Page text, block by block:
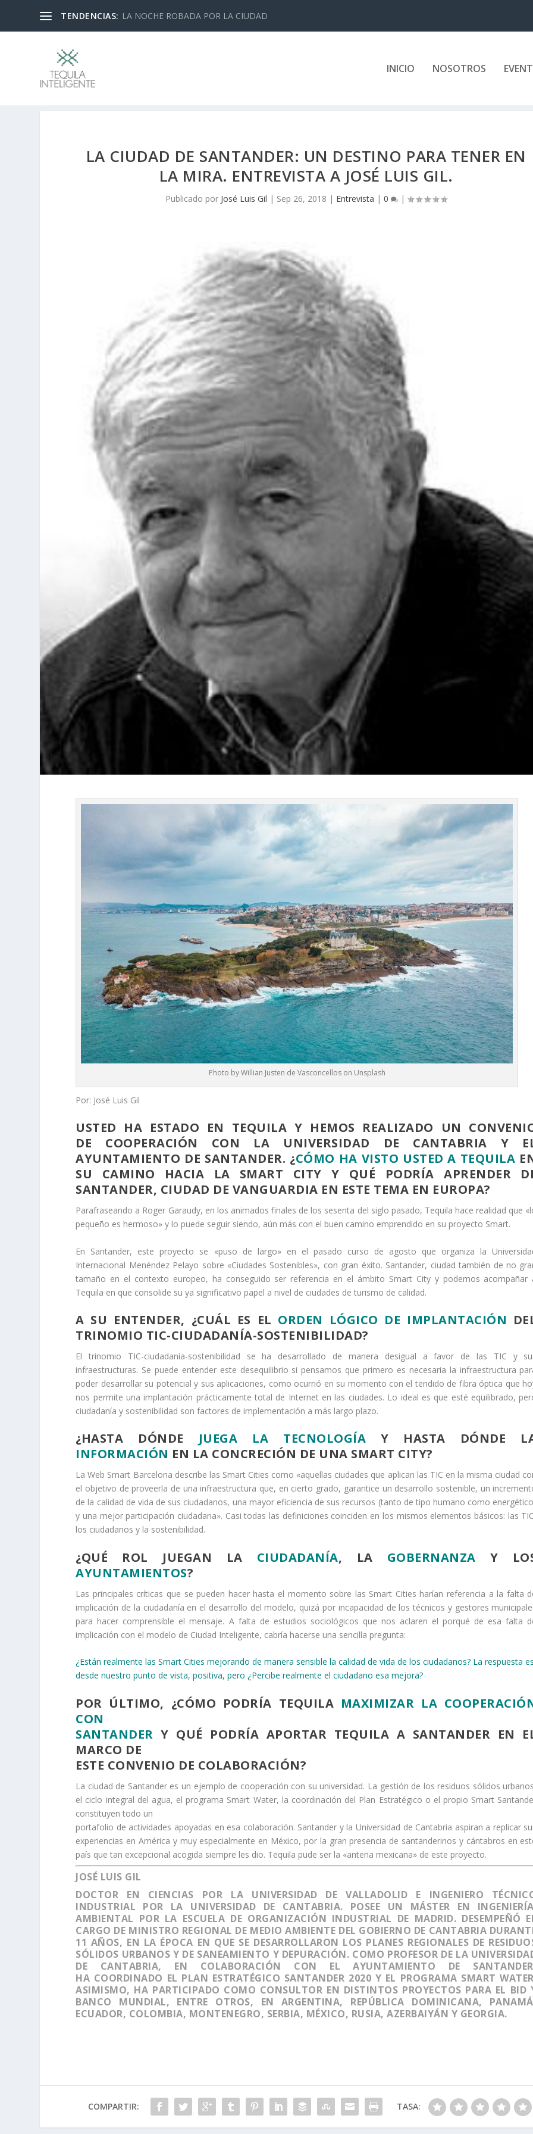
TENDENCIAS: LA NOCHE ROBADA POR LA CIUDAD
INICIO NOSOTROS
LA CIUDAD DE SANTANDER: UN DESTINO PARA TENER EN
LA MIRA. ENTREVISTA A JOSÉ LUIS GIL.
Publicado por José Luis Gil | Sep 26, 2018 | Entrevista |0 |
Photo by Willian Justen de Vasconcellos on Unsplash
Por: José Luis Gil
USTED HA ESTADO EN TEQUILA Y HEMOS REALIZADO UN
DE COOPERACIÓN CON LA UNIVERSIDAD DE CANTABRIA Y
AYUNTAMIENTO DE SANTANDER. ¿CÓMO HA VISTO USTED A TEQUILA
SU CAMINO HACIA LA SMART CITY Y QUÉ PODRÍA APRENDER
SANTANDER, CIUDAD DE VANGUARDIA EN ESTE TEMA EN EUROPA?
Parafraseando a Roger Garaudy, en los animados finales de los sesenta del siglo pasado, Tequila hace realidad que
pequeño es hermoso» y lo puede seguir siendo, aún más con el buen camino emprendido en su proyecto Smart.
En Santander, este proyecto se «puso de largo» en el pasado curso de agosto que organiza la
Internacional Menéndez Pelayo sobre «Ciudades Sostenibles», con gran éxito. Santander, ciudad también de no
tamaño en el contexto europeo, ha conseguido ser referencia en el ámbito Smart City y podemos acompañar
Tequila en que consolide su ya significativo papel a nivel de ciudades de turismo de calidad.
A SU ENTENDER, ¿CUÁL ES EL ORDEN LÓGICO DE IMPLANTACIÓN
TRINOMIO TIC-CIUDADANÍA-SOSTENIBILIDAD?
El trinomio TIC-ciudadanía-sostenibilidad se ha desarrollado de manera desigual a favor de las TIC y
infraestructuras. Se puede entender este desequilibrio si pensamos que primero es necesaria la infraestructura
poder desarrollar su potencial y sus aplicaciones, como ocurrió en su momento con el tendido de fibra óptica que
nos permite una implantación prácticamente total de Internet en las ciudades. Lo ideal es que esté equilibrado,
ciudadanía y sostenibilidad son factores de implementación a más largo plazo.
¿HASTA DÓNDE JUEGA LA TECNOLOGÍA Y HASTA DÓNDE
INFORMACIÓN EN LA CONCRECIÓN DE UNA SMART CITY?
La Web Smart Barcelona describe las Smart Cities como «aquellas ciudades que aplican las TIC en la misma ciudad
el objetivo de proveerla de una infraestructura que, en cierto grado, garantice un desarrollo sostenible, un
de la calidad de vida de sus ciudadanos, una mayor eficiencia de sus recursos (tanto de tipo humano como
y una mejor participación ciudadana». Casi todas las definiciones coinciden en los mismos elementos básicos: las
los ciudadanos y la sostenibilidad.
¿QUÉ ROL JUEGAN LA CIUDADANÍA, LA GOBERNANZA Y
AYUNTAMIENTOS?
Las principales críticas que se pueden hacer hasta el momento sobre las Smart Cities harían referencia a la falta
implicación de la ciudadanía en el desarrollo del modelo, quizá por incapacidad de los técnicos y gestores
para hacer comprensible el mensaje. A falta de estudios sociológicos que nos aclaren el porqué de esa falta
implicación con el modelo de Ciudad Inteligente, cabría hacerse una sencilla pregunta:
¿Están realmente las Smart Cities mejorando de manera sensible la calidad de vida de los ciudadanos? La respuesta
desde nuestro punto de vista, positiva, pero ¿Percibe realmente el ciudadano esa mejora?
POR ÚLTIMO, ¿CÓMO PODRÍA TEQUILA MAXIMIZAR LA
CON
SANTANDER Y QUÉ PODRÍA APORTAR TEQUILA A SANTANDER EN
MARCO DE
ESTE CONVENIO DE COLABORACIÓN?
La ciudad de Santander es un ejemplo de cooperación con su universidad. La gestión de los residuos sólidos
el ciclo integral del agua, el programa Smart Water, la coordinación del Plan Estratégico o el propio Smart
constituyen todo un
portafolio de actividades apoyadas en esa colaboración. Santander y la Universidad de Cantabria aspiran a replicar
experiencias en América y muy especialmente en México, por la gran presencia de santanderinos y cántabros en
país que tan excepcional acogida siempre les dio. Tequila pude ser la «antena mexicana» de este proyecto.
JOSÉ LUIS GIL
DOCTOR EN CIENCIAS POR LA UNIVERSIDAD DE VALLADOLID E INGENIERO
INDUSTRIAL POR LA UNIVERSIDAD DE CANTABRIA. POSEE UN MÁSTER EN INGENIERÍA
AMBIENTAL POR LA ESCUELA DE ORGANIZACIÓN INDUSTRIAL DE MADRID. DESEMPEÑÓ
CARGO DE MINISTRO REGIONAL DE MEDIO AMBIENTE DEL GOBIERNO DE CANTABRIA
11 AÑOS, EN LA ÉPOCA EN QUE SE DESARROLLARON LOS PLANES REGIONALES DE
SÓLIDOS URBANOS Y DE SANEAMIENTO Y DEPURACIÓN. COMO PROFESOR DE LA
DE CANTABRIA, EN COLABORACIÓN CON EL AYUNTAMIENTO DE
HA COORDINADO EL PLAN ESTRATÉGICO SANTANDER 2020 Y EL PROGRAMA SMART
ASIMISMO, HA PARTICIPADO COMO CONSULTOR EN DISTINTOS PROYECTOS PARA EL BID
BANCO MUNDIAL, ENTRE OTROS, EN ARGENTINA, REPÚBLICA DOMINICANA,
ECUADOR, COLOMBIA, MONTENEGRO, SERBIA, MÉXICO, RUSIA, AZERBAIYÁN Y GEORGIA.
COMPARTIR: TASA: